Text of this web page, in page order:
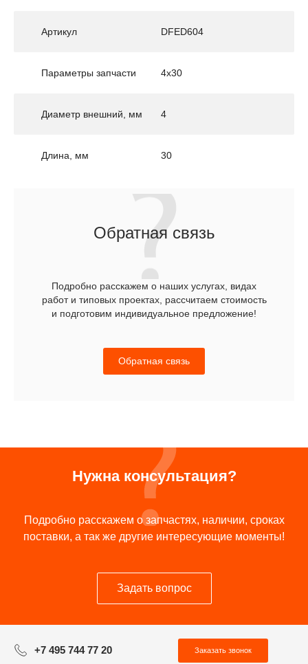
Артикул DFED604
Параметры запчасти 4x30
Диаметр внешний, мм 4
Длина, мм 30
Обратная связь
Подробно расскажем о наших услугах, видах
работ и типовых проектах, рассчитаем стоимость
и подготовим индивидуальное предложение!
Обратная связь
Нужна консультация?
Подробно расскажем о запчастях, наличии, сроках
поставки, а так же другие интересующие моменты!
Задать вопрос
+7 495 744 77 20 Заказать звонок